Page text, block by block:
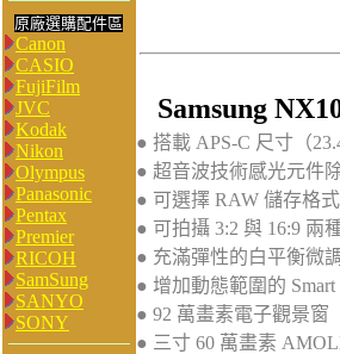
原廠選購配件區
Canon
CASIO
FujiFilm
JVC
Kodak
Nikon
Olympus
Panasonic
Pentax
Premier
RICOH
SamSung
SANYO
SONY
Samsung
● 搭載 APS-C 尺寸（
● 超音波技術感光元件
● 可選擇 RAW 儲存格式
● 可拍攝 3:2 與 16:9 兩
● 充滿彈性的白平衡微
● 增加動態範圍的 Smart
● 92 萬畫素電子觀景窗
● 三寸 60 萬畫素